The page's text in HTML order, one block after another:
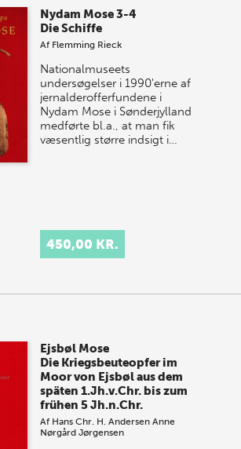
Nydam Mose 3-4
Die Schiffe
Af Flemming Rieck
Nationalmuseets
undersøgelser i 1990'erne af
jernalderofferfundene i
Nydam Mose i Sønderjylland
medførte bl.a., at man fik
væsentlig større indsigt i…
450,00 KR.
Ejsbøl Mose
Die Kriegsbeuteopfer im
Moor von Ejsbøl aus dem
späten 1.Jh.v.Chr. bis zum
frühen 5 Jh.n.Chr.
Af Hans Chr. H. Andersen Anne
Nørgård Jørgensen